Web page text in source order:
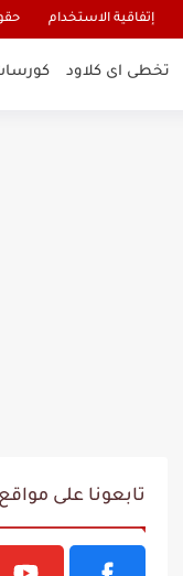
إتفاقية الاستخدام
تخطى اى كلاود
تابعونا على